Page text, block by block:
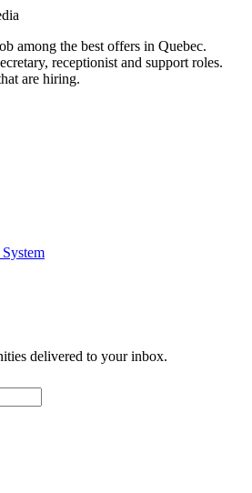
among the best offers in Quebec.
receptionist and support roles.
are hiring.
delivered to your inbox.